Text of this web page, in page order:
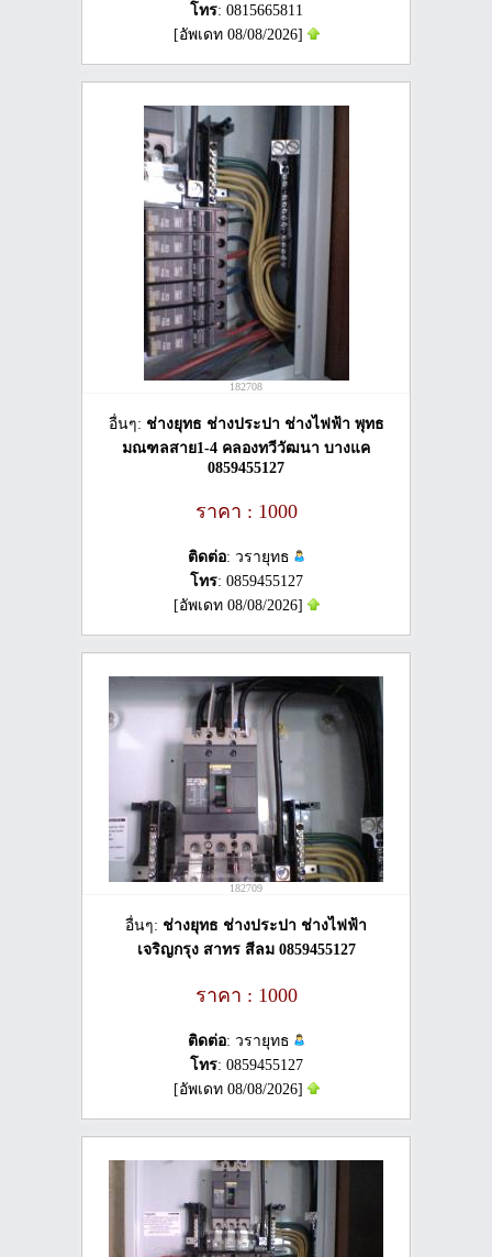
โทร: 0815665811
[อัพเดท 08/08/2026]
182708
อื่นๆ: ช่างยุทธ ช่างประปา ช่างไฟฟ้า พุทธ
มณฑลสาย1-4 คลองทวีวัฒนา บางแค
0859455127
ราคา : 1000
ติดต่อ: วรายุทธ
โทร: 0859455127
[อัพเดท 08/08/2026]
182709
อื่นๆ: ช่างยุทธ ช่างประปา ช่างไฟฟ้า
เจริญกรุง สาทร สีลม 0859455127
ราคา : 1000
ติดต่อ: วรายุทธ
โทร: 0859455127
[อัพเดท 08/08/2026]